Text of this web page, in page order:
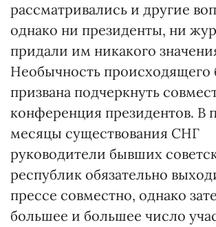
рассматривались и другие
однако ни президенты, ни
придали им никакого
Необычность происходящего
призвана подчеркнуть
конференция президентов. В
месяцы существования СНГ
руководители бывших
республик обязательно
прессе совместно, однако
большее и большее число